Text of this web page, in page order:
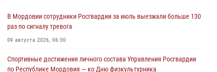
В Мордовии сотрудники Росгвардии за июль выезжали больше 130
раз по сигналу тревога
09 августа 2026, 06:00
Спортивные достижения личного состава Управления Росгвардии
по Республике Мордовия — ко Дню физкультурника